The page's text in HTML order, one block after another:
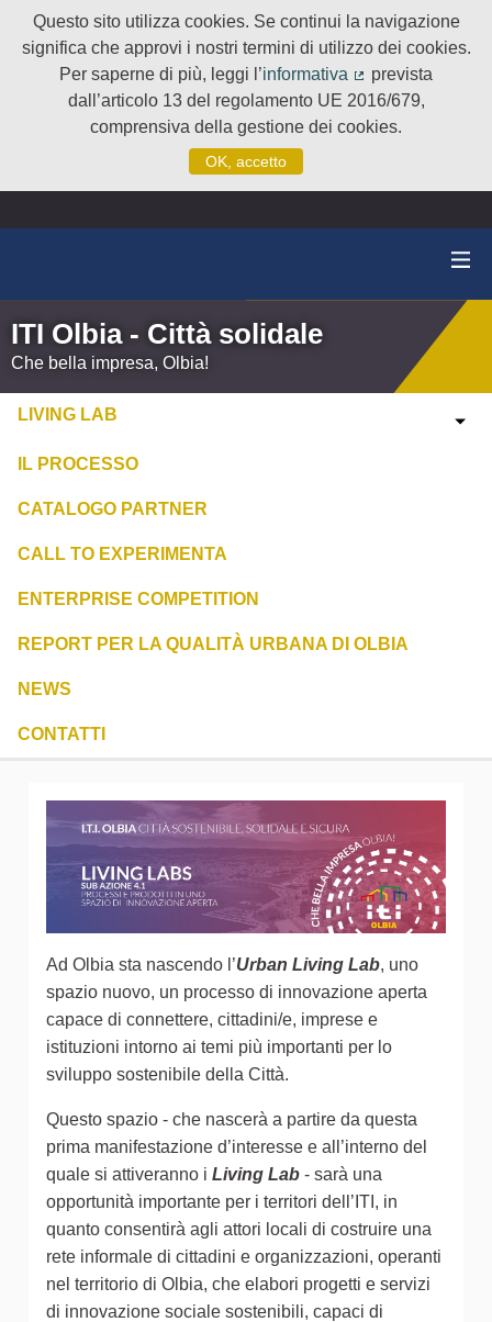
Questo sito utilizza cookies. Se continui la navigazione
significa che approvi i nostri termini di utilizzo dei cookies.
Per saperne di più, leggi l’informativa
(Collegamento
prevista
dall’articolo 13 del regolamento UE 2016/679,
comprensiva della gestione dei cookies.
OK, accetto
ITI Olbia - Città solidale
Che bella impresa, Olbia!
LIVING LAB
IL PROCESSO
CATALOGO PARTNER
CALL TO EXPERIMENTA
ENTERPRISE COMPETITION
REPORT PER LA QUALITÀ URBANA DI OLBIA
NEWS
CONTATTI
Ad Olbia sta nascendo l’Urban Living Lab, uno
spazio nuovo, un processo di innovazione aperta
capace di connettere, cittadini/e, imprese e
istituzioni intorno ai temi più importanti per lo
sviluppo sostenibile della Città.
Questo spazio - che nascerà a partire da questa
prima manifestazione d’interesse e all’interno del
quale si attiveranno i Living Lab - sarà una
opportunità importante per i territori dell’ITI, in
quanto consentirà agli attori locali di costruire una
rete informale di cittadini e organizzazioni, operanti
nel territorio di Olbia, che elabori progetti e servizi
di innovazione sociale sostenibili, capaci di